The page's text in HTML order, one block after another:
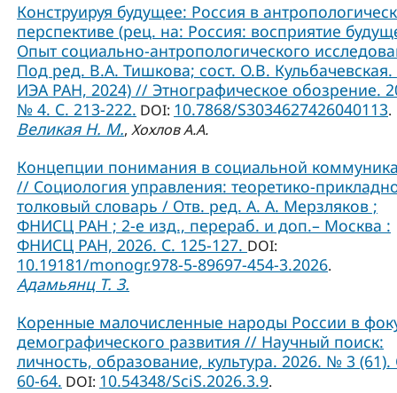
Конструируя будущее: Россия в
перспективе (рец. на: Россия: восприятие
Опыт социально-антропологического
Под ред. В.А. Тишкова; сост. О.В.
ИЭА РАН, 2024) // Этнографическое обозрение.
№ 4. С. 213-222. DOI: 10.7868/S3034627426040113.
Великая Н. М., Хохлов А.А.
Концепции понимания в социальной
// Социология управления: теоретико-
толковый словарь / Отв. ред. А. А. Мерзляков ;
ФНИСЦ РАН ; 2-е изд., перераб. и доп.– Москва :
ФНИСЦ РАН, 2026. С. 125-127. DOI:
10.19181/monogr.978-5-89697-454-3.2026.
Адамьянц Т. З.
Коренные малочисленные народы России в
демографического развития // Научный поиск:
личность, образование, культура. 2026. № 3 (61).
60-64. DOI: 10.54348/SciS.2026.3.9.